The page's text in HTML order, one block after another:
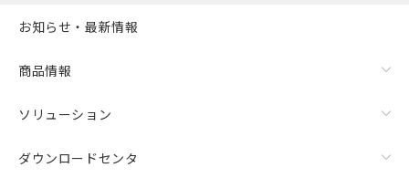
お知らせ・最新情報
商品情報
ソリューション
ダウンロードセンタ